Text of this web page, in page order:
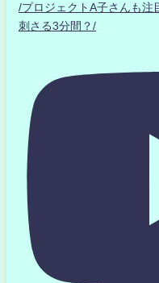
/プロジェクトA子さんも
刺さる3分間？/